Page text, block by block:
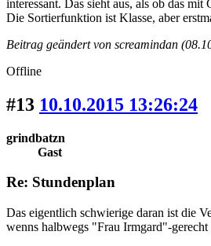
interessant. Das sieht aus, als ob das mit
Die Sortierfunktion ist Klasse, aber
Beitrag geändert von screamindan
Offline
#13 10.10.2015 13:26:24
grindbatzn
Gast
Re: Stundenplan
Das eigentlich schwierige daran ist die
wenns halbwegs "Frau Irmgard"-